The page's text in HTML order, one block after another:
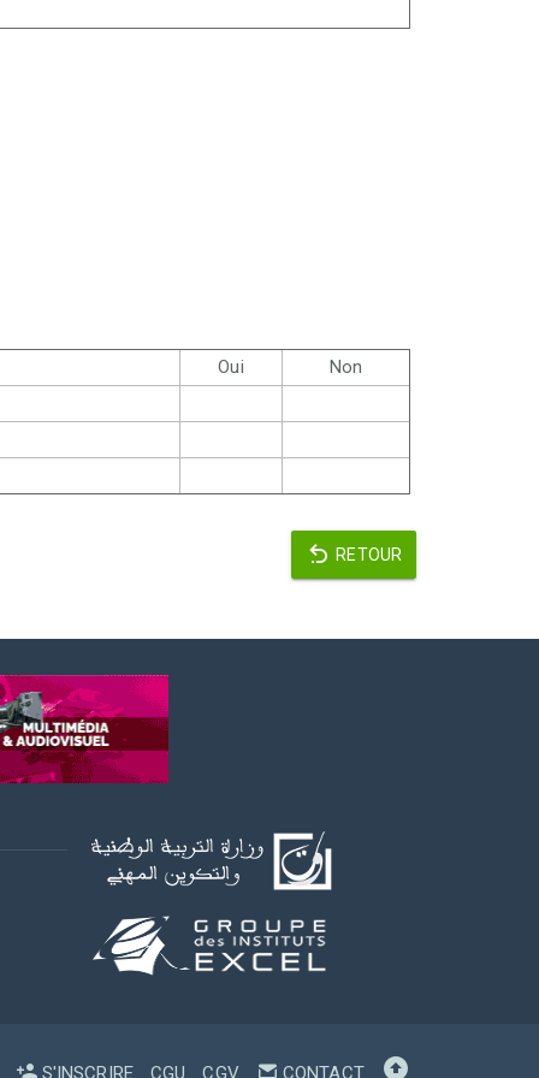
Oui Non
RETOUR
S'INSCRIRE CGU CGV CONTACT